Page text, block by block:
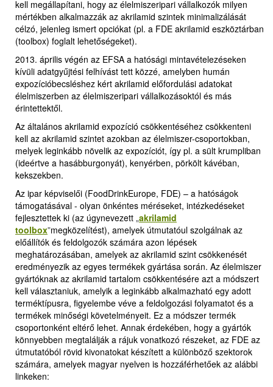
kell megállapítani, hogy az élelmiszeripari vállalkozók milyen
mértékben alkalmazzák az akrilamid szintek minimalizálását
célzó, jelenleg ismert opciókat (pl. a FDE akrilamid eszköztárban
(toolbox) foglalt lehetőségeket).
2013. április végén az EFSA a hatósági mintavételezéseken
kívüli adatgyűjtési felhívást tett közzé, amelyben humán
expozícióbecsléshez kért akrilamid előfordulási adatokat
élelmiszerben az élelmiszeripari vállalkozásoktól és más
érintettektől.
Az általános akrilamid expozíció csökkentéséhez csökkenteni
kell az akrilamid szintet azokban az élelmiszer-csoportokban,
melyek leginkább növelik az expozíciót, így pl. a sült krumpliban
(ideértve a hasábburgonyát), kenyérben, pörkölt kávéban,
kekszekben.
Az ipar képviselői (FoodDrinkEurope, FDE) – a hatóságok
támogatásával - olyan önkéntes méréseket, intézkedéseket
fejlesztettek ki (az úgynevezett „akrilamid
toolbox”megközelítést), amelyek útmutatóul szolgálnak az
előállítók és feldolgozók számára azon lépések
meghatározásában, amelyek az akrilamid szint csökkenését
eredményezik az egyes termékek gyártása során. Az élelmiszer
gyártóknak az akrilamid tartalom csökkentésére azt a módszert
kell választaniuk, amelyik a leginkább alkalmazható egy adott
terméktípusra, figyelembe véve a feldolgozási folyamatot és a
termékek minőségi követelményeit. Ez a módszer termék
csoportonként eltérő lehet. Annak érdekében, hogy a gyártók
könnyebben megtalálják a rájuk vonatkozó részeket, az FDE az
útmutatóból rövid kivonatokat készített a különböző szektorok
számára, amelyek magyar nyelven is hozzáférhetőek az alábbi
linkeken: